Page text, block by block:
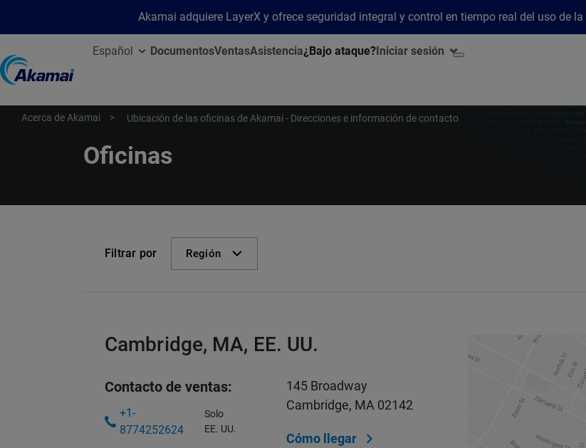
Akamai adquiere LayerX y ofrece seguridad integral y control en tiempo real del uso de
Español DocumentosVentasAsistencia¿Bajo ataque?Iniciar sesión
Acerca de Akamai Ubicación de las oficinas de Akamai - Direcciones e información de contacto
Oficinas
Filtrar por
Cambridge, MA, EE. UU.
Contacto de ventas:
+1-
8774252624
Solo
EE. UU.
145 Broadway
Cambridge, MA 02142
Cómo llegar